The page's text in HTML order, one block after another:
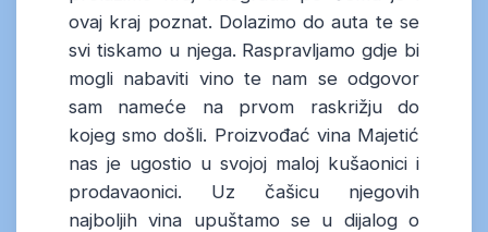
ovaj kraj poznat. Dolazimo do auta te se
svi tiskamo u njega. Raspravljamo gdje bi
mogli nabaviti vino te nam se odgovor
sam nameće na prvom raskrižju do
kojeg smo došli. Proizvođać vina Majetić
nas je ugostio u svojoj maloj kušaonici i
prodavaonici. Uz čašicu njegovih
najboljih vina upuštamo se u dijalog o